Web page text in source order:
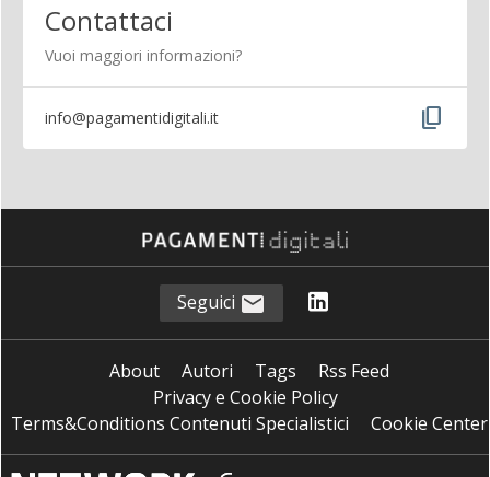
Contattaci
Vuoi maggiori informazioni?
info@pagamentidigitali.it content_copy
Seguici
About Autori Tags
Rss Feed
Privacy e Cookie Policy
Terms&Conditions Contenuti Specialistici
Cookie Center